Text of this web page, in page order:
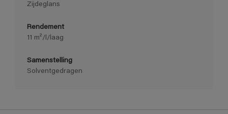
Zijdeglans
Rendement
11 m²/l/laag
Samenstelling
Solventgedragen